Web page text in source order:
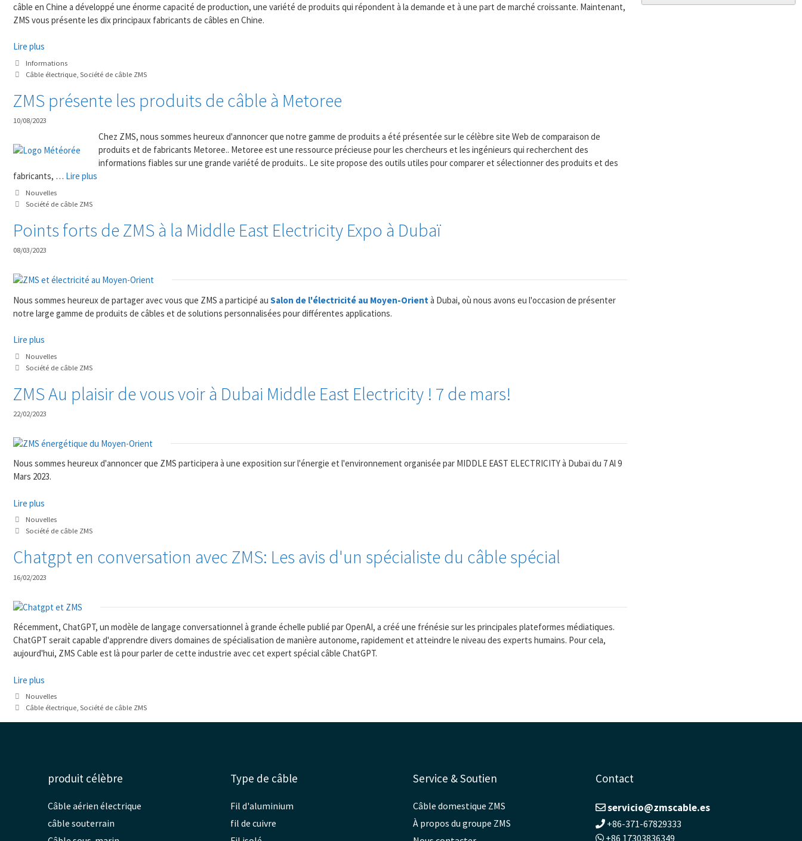
câble en Chine a développé une énorme capacité de production, une variété de produits qui répondent à la demande et à une part de marché croissante. Maintenant,
ZMS vous présente les dix principaux fabricants de câbles en Chine.
Lire plus
Catégories
Informations
Mots
Câble électrique, Société de câble ZMS
ZMS présente les produits de câble à Metoree
10/08/2023
Chez ZMS, nous sommes heureux d'annoncer que notre gamme de produits a été présentée sur le célèbre site Web de comparaison de
produits et de fabricants Metoree.. Metoree est une ressource précieuse pour les chercheurs et les ingénieurs qui recherchent des
informations fiables sur une grande variété de produits.. Le site propose des outils utiles pour comparer et sélectionner des produits et des
fabricants, … Lire plus
Catégories
Nouvelles
Mots
Société de câble ZMS
Points forts de ZMS à la Middle East Electricity Expo à Dubaï
08/03/2023
Nous sommes heureux de partager avec vous que ZMS a participé au Salon de l'électricité au Moyen-Orient à Dubai, où nous avons eu l'occasion de présenter
notre large gamme de produits de câbles et de solutions personnalisées pour différentes applications.
Lire plus
Catégories
Nouvelles
Mots
Société de câble ZMS
ZMS Au plaisir de vous voir à Dubai Middle East Electricity ! 7 de mars!
22/02/2023
Nous sommes heureux d'annoncer que ZMS participera à une exposition sur l'énergie et l'environnement organisée par MIDDLE EAST ELECTRICITY à Dubaï du 7 Al 9
Mars 2023.
Lire plus
Catégories
Nouvelles
Mots
Société de câble ZMS
Chatgpt en conversation avec ZMS: Les avis d'un spécialiste du câble spécial
16/02/2023
Récemment, ChatGPT, un modèle de langage conversationnel à grande échelle publié par OpenAI, a créé une frénésie sur les principales plateformes médiatiques.
ChatGPT serait capable d'apprendre divers domaines de spécialisation de manière autonome, rapidement et atteindre le niveau des experts humains. Pour cela,
aujourd'hui, ZMS Cable est là pour parler de cette industrie avec cet expert spécial câble ChatGPT.
Lire plus
Catégories
Nouvelles
Mots
Câble électrique, Société de câble ZMS
produit célèbre
Câble aérien électrique
câble souterrain
Type de câble
Fil d'aluminium
fil de cuivre
Service & Soutien
Câble domestique ZMS
À propos du groupe ZMS
Contact
servicio@zmscable.es
+86-371-67829333
+86 17303836349